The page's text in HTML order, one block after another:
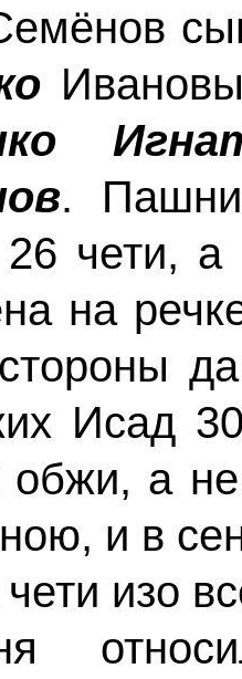
.
чети,
на
Исад
обжи, а
и в
изо